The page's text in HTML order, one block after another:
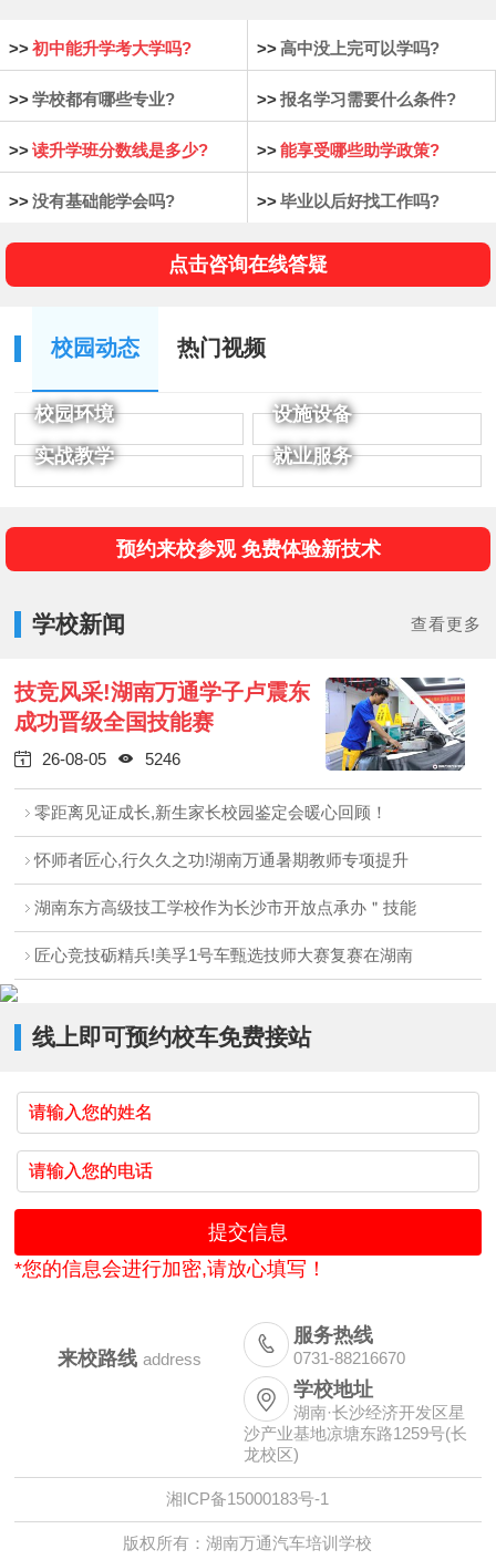
>> 初中能升学考大学吗? >> 高中没上完可以学吗?
>> 学校都有哪些专业? >> 报名学习需要什么条件?
>> 读升学班分数线是多少? >> 能享受哪些助学政策?
>> 没有基础能学会吗? >> 毕业以后好找工作吗?
点击咨询在线答疑
校园动态 热门视频
校园环境
设施设备
实战教学
就业服务
预约来校参观 免费体验新技术
学校新闻 查看更多
技竞风采!湖南万通学子卢震东
成功晋级全国技能赛
 26-08-05  5246
零距离见证成长,新生家长校园鉴定会暖心回顾！
怀师者匠心,行久久之功!湖南万通暑期教师专项提升
湖南东方高级技工学校作为长沙市开放点承办＂技能
匠心竞技砺精兵!美孚1号车甄选技师大赛复赛在湖南
线上即可预约校车免费接站
*您的信息会进行加密,请放心填写！
来校路线 address
 服务热线
0731-88216670
 学校地址
湖南·长沙经济开发区星
沙产业基地凉塘东路1259号(长
龙校区)
湘ICP备15000183号-1
版权所有：湖南万通汽车培训学校